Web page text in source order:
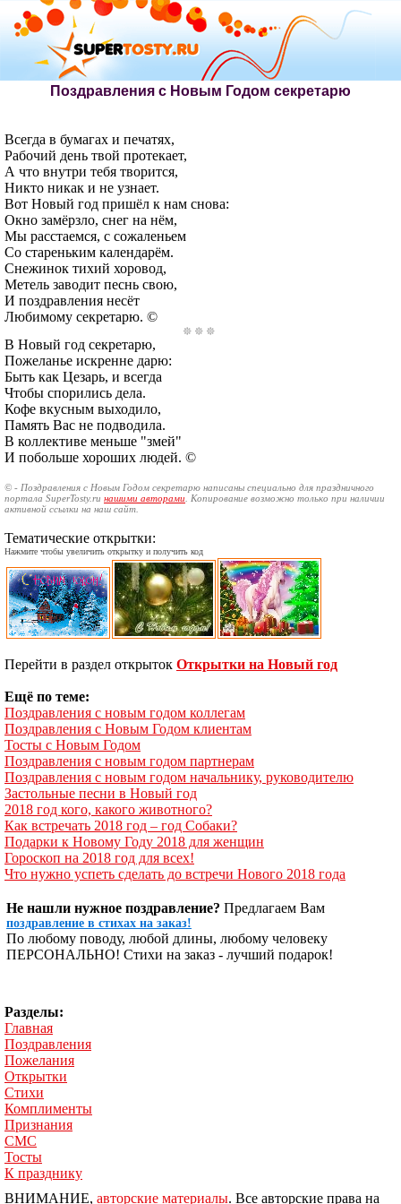
Поздравления с Новым Годом секретарю
Всегда в бумагах и печатях,
Рабочий день твой протекает,
А что внутри тебя творится,
Никто никак и не узнает.
Вот Новый год пришёл к нам снова:
Окно замёрзло, снег на нём,
Мы расстаемся, с сожаленьем
Со стареньким календарём.
Снежинок тихий хоровод,
Метель заводит песнь свою,
И поздравления несёт
Любимому секретарю. ©
В Новый год секретарю,
Пожеланье искренне дарю:
Быть как Цезарь, и всегда
Чтобы спорились дела.
Кофе вкусным выходило,
Память Вас не подводила.
В коллективе меньше "змей"
И побольше хороших людей. ©
© - Поздравления с Новым Годом секретарю написаны специально для праздничного
портала SuperTosty.ru нашими авторами . Копирование возможно только при наличии
активной ссылки на наш сайт.
Тематические открытки:
Нажмите чтобы увеличить открытку и получить код
Перейти в раздел открыток Открытки на Новый год
Ещё по теме:
Поздравления с новым годом коллегам
Поздравления с Новым Годом клиентам
Тосты с Новым Годом
Поздравления с новым годом партнерам
Поздравления с новым годом начальнику, руководителю
Застольные песни в Новый год
2018 год кого, какого животного?
Как встречать 2018 год – год Собаки?
Подарки к Новому Году 2018 для женщин
Гороскоп на 2018 год для всех!
Что нужно успеть сделать до встречи Нового 2018 года
Не нашли нужное поздравление? Предлагаем Вам
поздравление в стихах на заказ!
По любому поводу, любой длины, любому человеку
ПЕРСОНАЛЬНО! Стихи на заказ - лучший подарок!
Разделы:
Главная
Поздравления
Пожелания
Открытки
Стихи
Комплименты
Признания
СМС
Тосты
К празднику
ВНИМАНИЕ, авторские материалы. Все авторские права на